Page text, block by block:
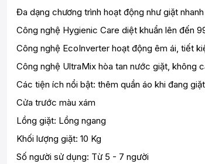
Đa dạng chương trình hoạt động như giặt
Công nghệ Hygienic Care diệt khuẩn lên đến
Công nghệ EcoInverter hoạt động êm ái, tiết
Công nghệ UltraMix hòa tan nước giặt, không
Các tiện ích nổi bật: thêm quần áo khi đang
Cửa trước màu xám
Lồng giặt: Lồng ngang
Khối lượng giặt: 10 Kg
Số người sử dụng: Từ 5 - 7 người